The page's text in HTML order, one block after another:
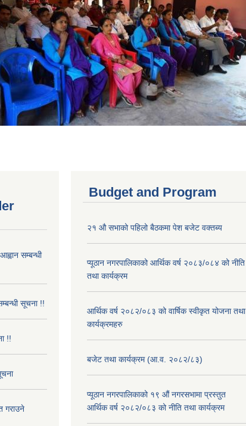
सम्बन्धी
सूचना !!
!!
गराउने
Budget and Program
२१ औ सभाको पहिलो बैठकमा पेश बजेट वक्तब्य
प्यूठान नगरपालिकाको आर्थिक वर्ष २०८३/०८४ को नीति
तथा कार्यक्रम
आर्थिक वर्ष २०८२/०८३ को वार्षिक स्वीकृत योजना तथा
कार्यक्रमहरु
बजेट तथा कार्यक्रम (आ.व. २०८२/८३)
प्यूठान नगरपालिकाको १९ औं नगरसभामा प्रस्तुत
आर्थिक वर्ष २०८२/०८३ को नीति तथा कार्यक्रम